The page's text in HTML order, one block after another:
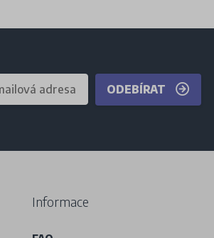
ODEBÍRAT
Informace